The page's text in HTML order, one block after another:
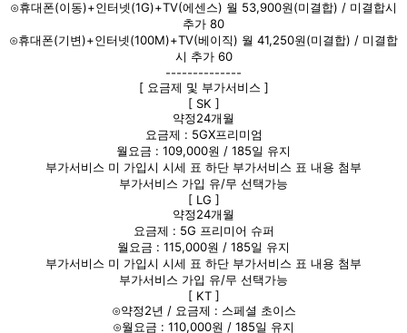
⊙휴대폰(이동)+인터넷(1G)+TV(에센스) 월 53,900원(미결합) / 미결합시
추가 80
⊙휴대폰(기변)+인터넷(100M)+TV(베이직) 월 41,250원(미결합) / 미결합
시 추가 60
--------------
[ 요금제 및 부가서비스 ]
[ SK ]
약정24개월
요금제 : 5GX프리미엄
월요금 : 109,000원 / 185일 유지
부가서비스 미 가입시 시세 표 하단 부가서비스 표 내용 첨부
부가서비스 가입 유/무 선택가능
[ LG ]
약정24개월
요금제 : 5G 프리미어 슈퍼
월요금 : 115,000원 / 185일 유지
부가서비스 미 가입시 시세 표 하단 부가서비스 표 내용 첨부
부가서비스 가입 유/무 선택가능
[ KT ]
⊙약정2년 / 요금제 : 스페셜 초이스
⊙월요금 : 110,000원 / 185일 유지